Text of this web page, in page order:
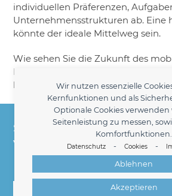
Wir nutzen essenzielle
Kernfunktionen und als
Optionale Cookies verwenden
Seitenleistung zu messen,
Komfortfunktionen.
Datenschutz - Cookies -
Akzeptieren
Ablehnen
individuellen Präferenzen,
Unternehmensstrukturen ab. Eine
könnte der ideale Mittelweg sein.
Wie sehen Sie die Zukunft des
Bevorzugen Sie Homeoffice oder
beidem?
Heidrun Jürgens
Seit 1998 Ihr kompetenter
Vermittlung kaufmännischer
Führungskräfte am
Kontakt